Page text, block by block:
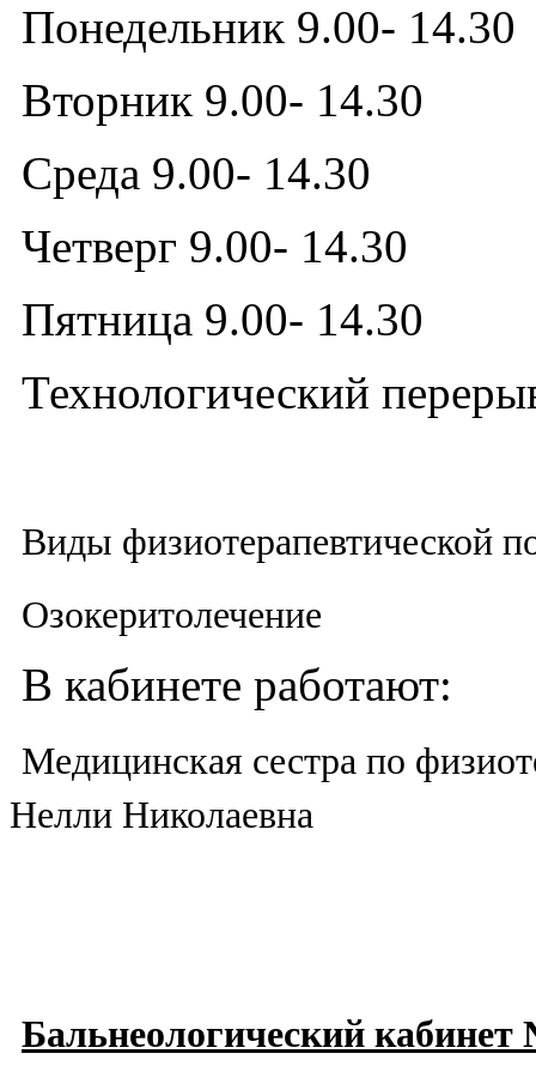
Понедельник 9.00- 14.30
Вторник 9.00- 14.30
Среда 9.00- 14.30
Четверг 9.00- 14.30
Пятница 9.00- 14.30
Технологический
Виды физиотерапевтической
Озокеритолечение
В кабинете работают:
Медицинская сестра по
Нелли Николаевна
Бальнеологический